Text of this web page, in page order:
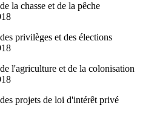
la chasse et de la pêche
privilèges et des élections
l'agriculture et de la colonisation
projets de loi d'intérêt privé